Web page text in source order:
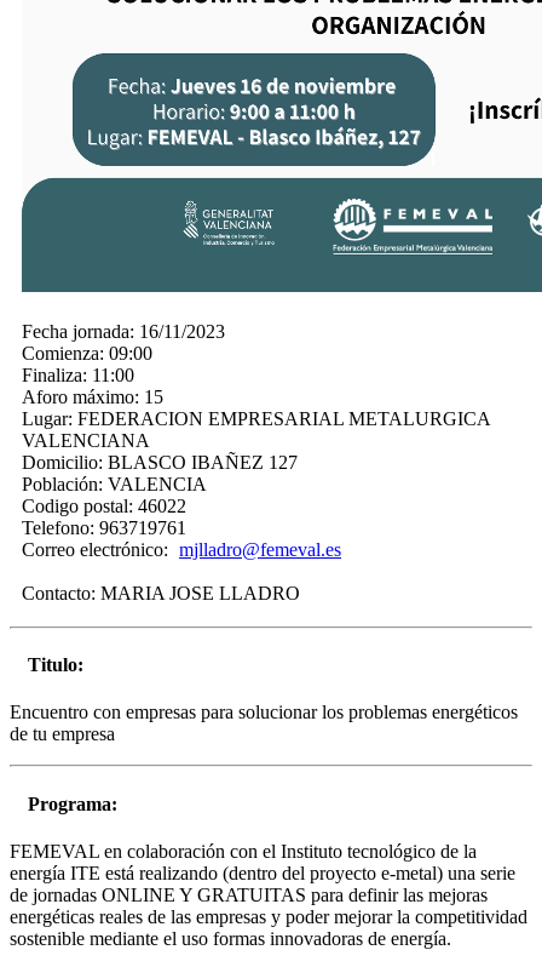
Fecha jornada: 16/11/2023
Comienza: 09:00
Finaliza: 11:00
Aforo máximo: 15
Lugar: FEDERACION EMPRESARIAL METALURGICA
VALENCIANA
Domicilio: BLASCO IBAÑEZ 127
Población: VALENCIA
Codigo postal: 46022
Telefono: 963719761
Correo electrónico: mjlladro@femeval.es
Contacto: MARIA JOSE LLADRO
Titulo:
Encuentro con empresas para solucionar los problemas energéticos
de tu empresa
Programa:
FEMEVAL en colaboración con el Instituto tecnológico de la
energía ITE está realizando (dentro del proyecto e-metal) una serie
de jornadas ONLINE Y GRATUITAS para definir las mejoras
energéticas reales de las empresas y poder mejorar la competitividad
sostenible mediante el uso formas innovadoras de energía.